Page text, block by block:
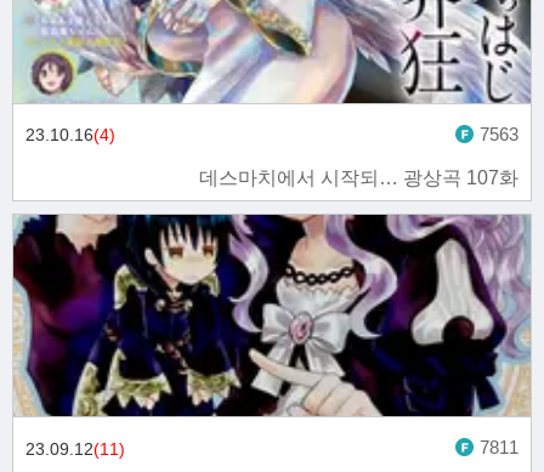
데스마치에서 시작되… 광상곡 107화
23.10.16(4) 7563
23.09.12(11) 7811